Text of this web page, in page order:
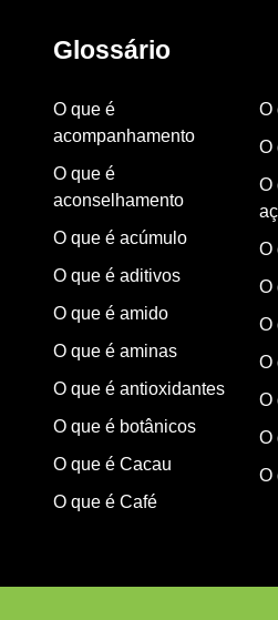
Glossário
O que é
acompanhamento
O que é
aconselhamento
O que é acúmulo
O que é aditivos
O que é amido
O que é aminas
O que é antioxidantes
O que é botânicos
O que é Cacau
O que é Café
O
O
O
O
O
O
O
O
O
O